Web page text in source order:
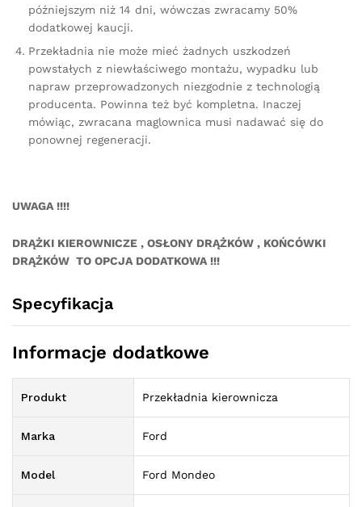
późniejszym niż 14 dni, wówczas zwracamy 50%
dodatkowej kaucji.
Przekładnia nie może mieć żadnych uszkodzeń
powstałych z niewłaściwego montażu, wypadku lub
napraw przeprowadzonych niezgodnie z technologią
producenta. Powinna też być kompletna. Inaczej
mówiąc, zwracana maglownica musi nadawać się do
ponownej regeneracji.
UWAGA !!!!
DRĄŻKI KIEROWNICZE , OSŁONY DRĄŻKÓW , KOŃCÓWKI
DRĄŻKÓW TO OPCJA DODATKOWA !!!
Specyfikacja
Informacje dodatkowe
Produkt Przekładnia kierownicza
Marka Ford
Model Ford Mondeo